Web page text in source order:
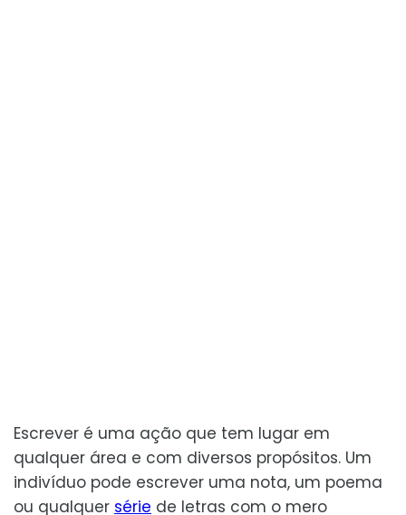
Escrever é uma ação que tem lugar em
qualquer área e com diversos propósitos. Um
indivíduo pode escrever uma nota, um poema
ou qualquer série de letras com o mero